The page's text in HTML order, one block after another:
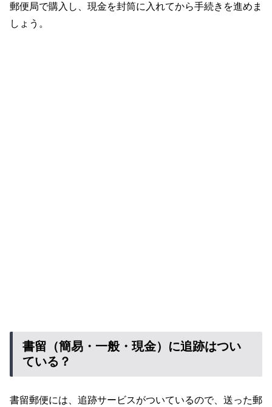
郵便局で購入し、現金を封筒に入れてから手続きを進めま
しょう。
書留（簡易・一般・現金）に追跡はつい
ている？
書留郵便には、追跡サービスがついているので、送った郵